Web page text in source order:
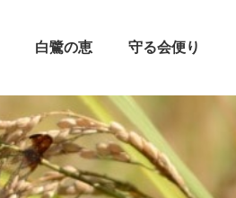
白鷺の恵 守る会便り